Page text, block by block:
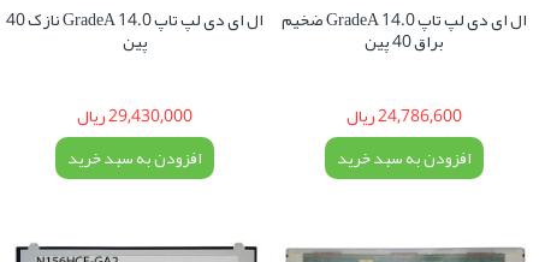
ال ای دی لپ تاپ 14.0 GradeA ضخیم
براق 40 پین
24,786,600 ریال
افزودن به سبد خرید
ال ای دی لپ تاپ 14.0 GradeA نازک 40
پین
29,430,000 ریال
افزودن به سبد خرید